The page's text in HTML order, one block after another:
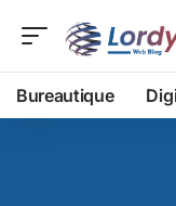
Bureautique